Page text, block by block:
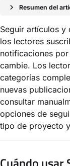
Resumen del
Seguir artículos y
los lectores
notificaciones
cambie. Los
categorías
nuevas
consultar
opciones de
tipo de proyecto